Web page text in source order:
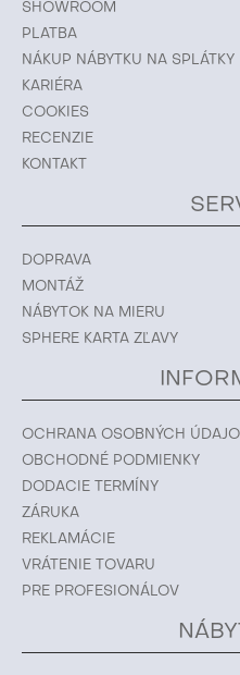
SHOWROOM
PLATBA
NÁKUP NÁBYTKU NA SPLÁTKY
KARIÉRA
COOKIES
RECENZIE
KONTAKT
DOPRAVA
MONTÁŽ
NÁBYTOK NA MIERU
SPHERE KARTA ZĽAVY
OCHRANA OSOBNÝCH
OBCHODNÉ PODMIENKY
DODACIE TERMÍNY
ZÁRUKA
REKLAMÁCIE
VRÁTENIE TOVARU
PRE PROFESIONÁLOV